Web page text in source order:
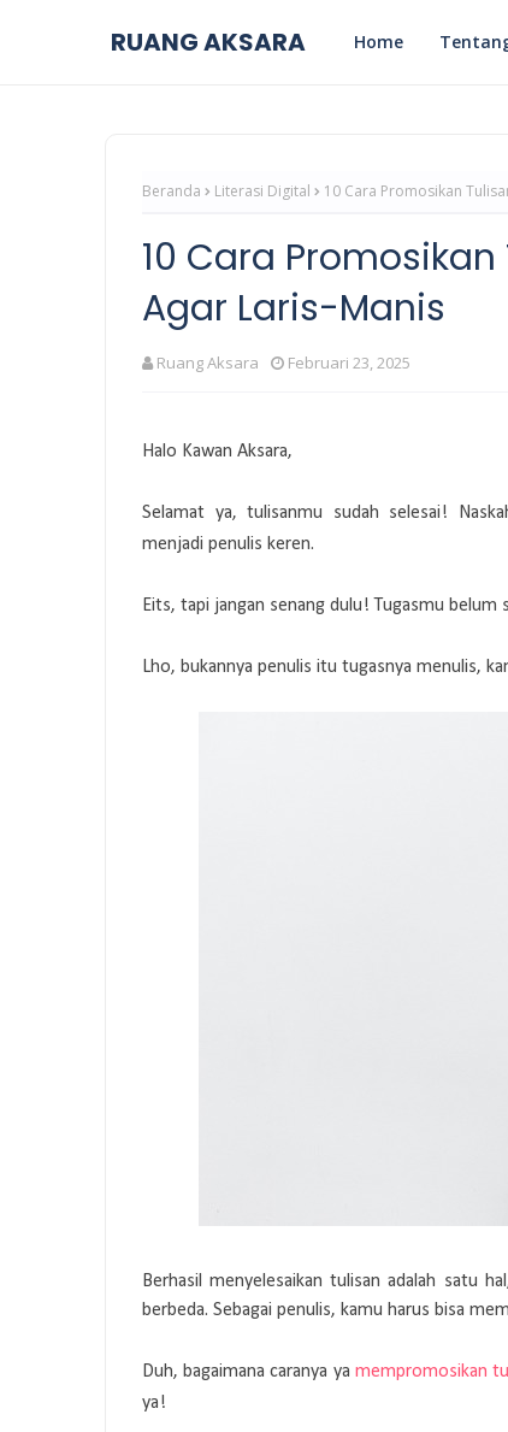
RUANG AKSARA Home
Beranda Literasi Digital 10 Cara Promosikan
10 Cara
Agar Laris-Manis
Ruang Aksara Februari 23, 2025
Halo Kawan Aksara,
Selamat ya, tulisanmu sudah selesai!
menjadi penulis keren.
Eits, tapi jangan senang dulu! Tugasmu belum
Lho, bukannya penulis itu tugasnya menulis,
Berhasil menyelesaikan tulisan adalah satu
berbeda. Sebagai penulis, kamu harus bisa
Duh, bagaimana caranya ya mempromosikan
ya!